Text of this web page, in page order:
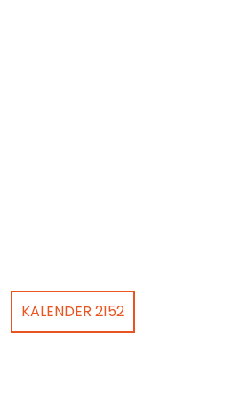
KALENDER 2152